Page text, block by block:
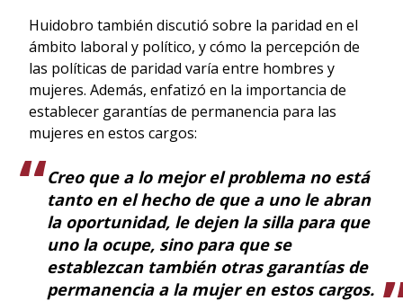
Huidobro también discutió sobre la paridad en el
ámbito laboral y político, y cómo la percepción de
las políticas de paridad varía entre hombres y
mujeres. Además, enfatizó en la importancia de
establecer garantías de permanencia para las
mujeres en estos cargos:
Creo que a lo mejor el problema no está
tanto en el hecho de que a uno le abran
la oportunidad, le dejen la silla para que
uno la ocupe, sino para que se
establezcan también otras garantías de
permanencia a la mujer en estos cargos.